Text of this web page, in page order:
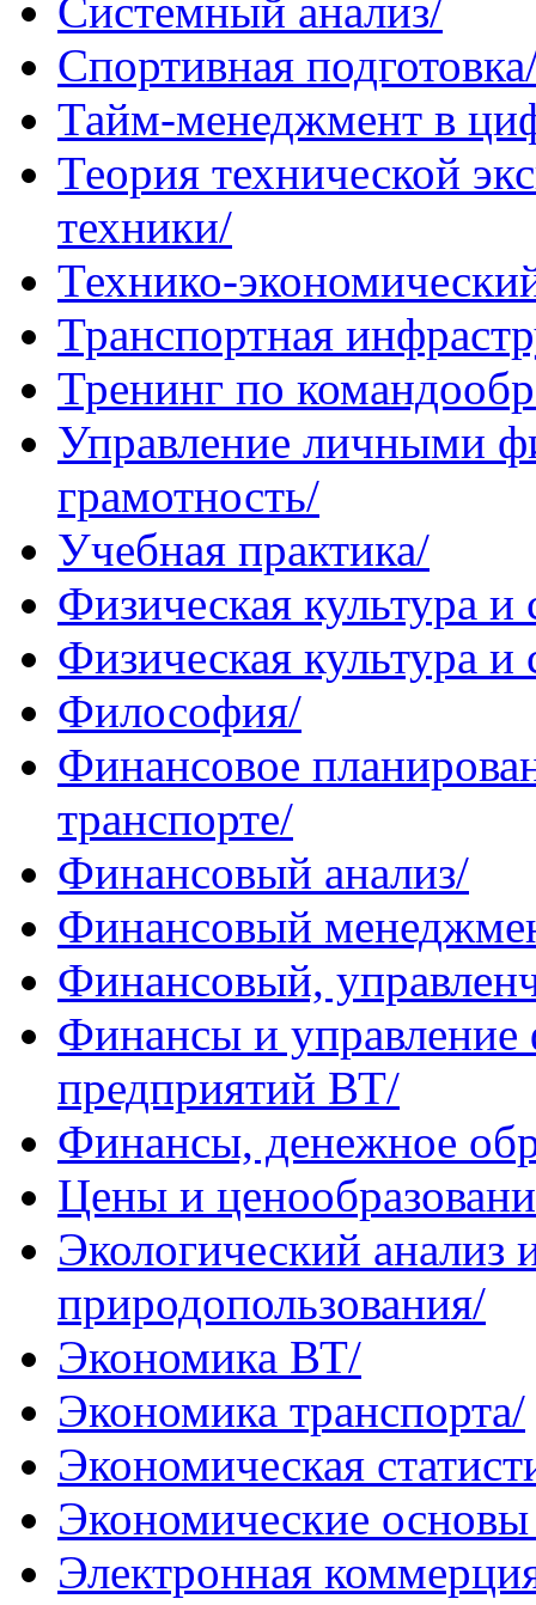
Системный анализ/
Спортивная
Тайм-менеджмент в
Теория технической
техники/
Технико-
Транспортная
Тренинг по
Управление личными
грамотность/
Учебная практика/
Физическая культура
Физическая культура и
Философия/
Финансовое
транспорте/
Финансовый анализ/
Финансовый
Финансовый,
Финансы и
предприятий ВТ/
Финансы, денежное
Цены и
Экологический анализ
природопользования/
Экономика ВТ/
Экономика транспорта/
Экономическая
Экономические основы
Электронная